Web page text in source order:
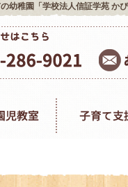
幼稚園「学校法人信証学苑 か